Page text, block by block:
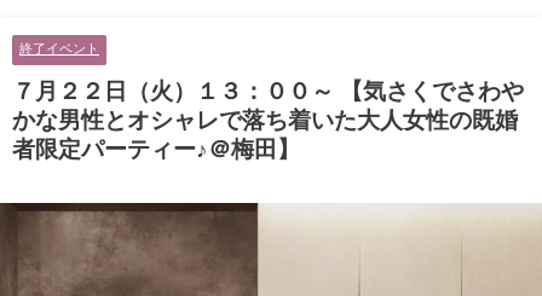
男性とオシャレ好きで落ち着いた
大人女性の既婚者限定ビッグパー
ティー♪＠茶屋町】
女性の既婚者限定ビッグパーティ
ー♪＠池袋】
終了イベント
７月２２日（火）１３：００～ 【気さくでさわや
かな男性とオシャレで落ち着いた大人女性の既婚
者限定パーティー♪＠梅田】